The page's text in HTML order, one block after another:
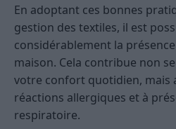
En adoptant ces bonnes
gestion des textiles, il est
considérablement la
maison. Cela contribue non
votre confort quotidien, mais
réactions allergiques et à
respiratoire.